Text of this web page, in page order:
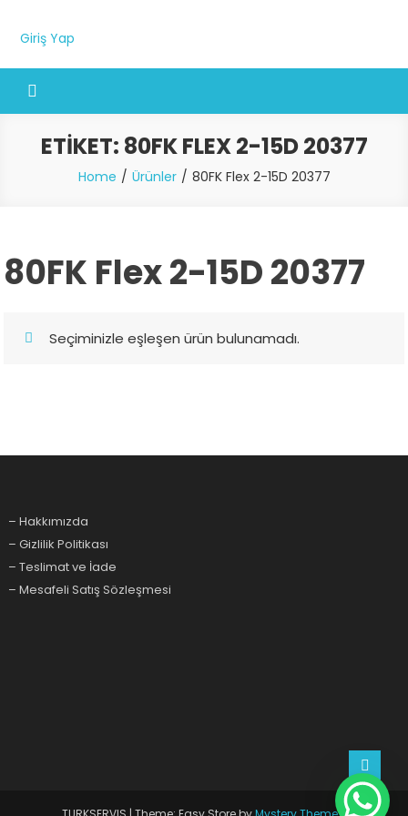
Giriş Yap
ETIKET: 80FK FLEX 2-15D 20377
Home Ürünler 80FK Flex 2-15D 20377
80FK Flex 2-15D 20377
Seçiminizle eşleşen ürün bulunamadı.
– Hakkımızda
– Gizlilik Politikası
– Teslimat ve İade
– Mesafeli Satış Sözleşmesi